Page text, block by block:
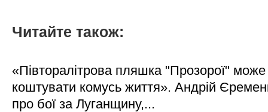
Читайте також:
«Півторалітрова пляшка "Прозорої" може
коштувати комусь життя». Андрій
про бої за Луганщину,...